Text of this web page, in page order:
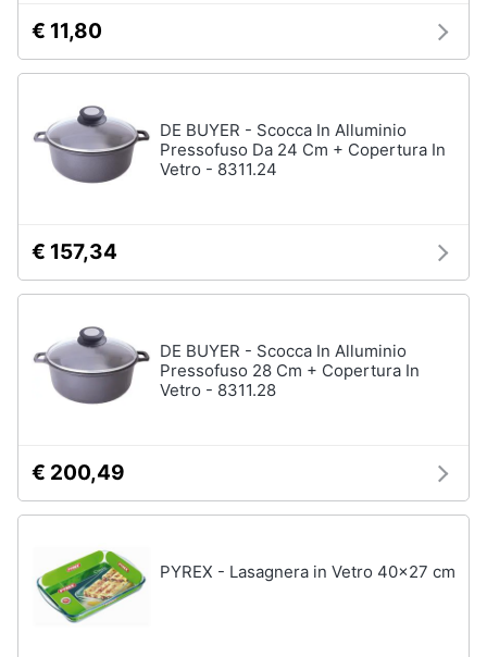
€ 11,80
DE BUYER - Scocca In Alluminio
Pressofuso Da 24 Cm + Copertura In
Vetro - 8311.24
€ 157,34
DE BUYER - Scocca In Alluminio
Pressofuso 28 Cm + Copertura In
Vetro - 8311.28
€ 200,49
PYREX - Lasagnera in Vetro 40x27 cm